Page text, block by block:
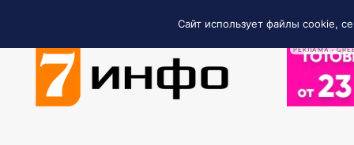
РЕКЛАМА •
Сайт использует файлы cookie,